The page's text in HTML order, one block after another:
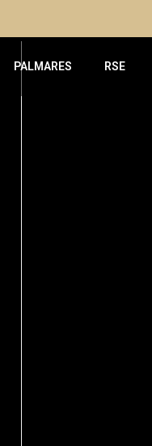
PALMARES RSE